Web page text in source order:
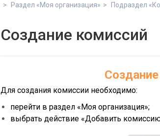
Раздел «Моя организация»
Подраздел
Создание комиссий
Для создания комиссии необходимо:
перейти в раздел «Моя организация»;
выбрать действие «Добавить